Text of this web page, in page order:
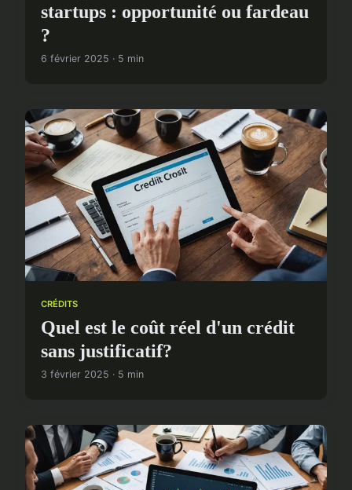
startups : opportunité ou fardeau
?
6 février 2025 · 5 min
CRÉDITS
Quel est le coût réel d'un crédit
sans justificatif?
3 février 2025 · 5 min